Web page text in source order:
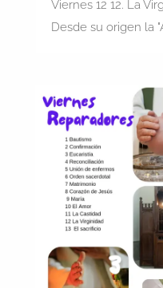
Viernes 12 12. La
Desde su origen la